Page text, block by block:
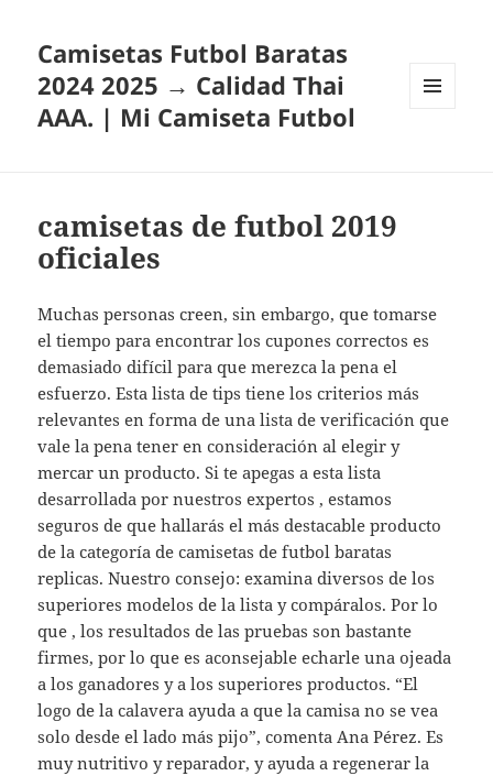
Camisetas Futbol Baratas
2024 2025 → Calidad Thai
AAA. | Mi Camiseta Futbol
camisetas de futbol 2019
oficiales
Muchas personas creen, sin embargo, que tomarse
el tiempo para encontrar los cupones correctos es
demasiado difícil para que merezca la pena el
esfuerzo. Esta lista de tips tiene los criterios más
relevantes en forma de una lista de verificación que
vale la pena tener en consideración al elegir y
mercar un producto. Si te apegas a esta lista
desarrollada por nuestros expertos , estamos
seguros de que hallarás el más destacable producto
de la categoría de camisetas de futbol baratas
replicas. Nuestro consejo: examina diversos de los
superiores modelos de la lista y compáralos. Por lo
que , los resultados de las pruebas son bastante
firmes, por lo que es aconsejable echarle una ojeada
a los ganadores y a los superiores productos. “El
logo de la calavera ayuda a que la camisa no se vea
solo desde el lado más pijo”, comenta Ana Pérez. Es
muy nutritivo y reparador, y ayuda a regenerar la